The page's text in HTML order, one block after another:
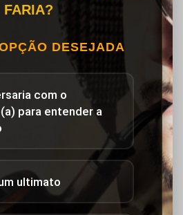
FARIA?
DESEJADA
com o
para entender a
ultimato